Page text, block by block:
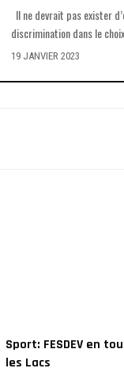
Il ne devrait pas exister
discrimination dans le
19 JANVIER 2023
Sport: FESDEV en
les Lacs